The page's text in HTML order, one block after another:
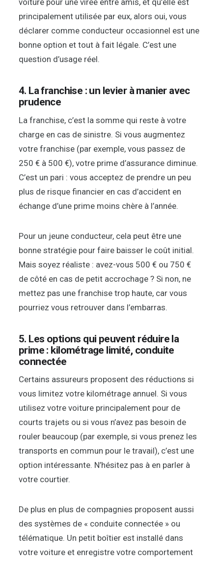
voiture pour une virée entre amis, et qu’elle est
principalement utilisée par eux, alors oui, vous
déclarer comme conducteur occasionnel est une
bonne option et tout à fait légale. C’est une
question d’usage réel.
4. La franchise : un levier à manier avec
prudence
La franchise, c’est la somme qui reste à votre
charge en cas de sinistre. Si vous augmentez
votre franchise (par exemple, vous passez de
250 € à 500 €), votre prime d’assurance diminue.
C’est un pari : vous acceptez de prendre un peu
plus de risque financier en cas d’accident en
échange d’une prime moins chère à l’année.
Pour un jeune conducteur, cela peut être une
bonne stratégie pour faire baisser le coût initial.
Mais soyez réaliste : avez-vous 500 € ou 750 €
de côté en cas de petit accrochage ? Si non, ne
mettez pas une franchise trop haute, car vous
pourriez vous retrouver dans l’embarras.
5. Les options qui peuvent réduire la
prime : kilométrage limité, conduite
connectée
Certains assureurs proposent des réductions si
vous limitez votre kilométrage annuel. Si vous
utilisez votre voiture principalement pour de
courts trajets ou si vous n’avez pas besoin de
rouler beaucoup (par exemple, si vous prenez les
transports en commun pour le travail), c’est une
option intéressante. N’hésitez pas à en parler à
votre courtier.
De plus en plus de compagnies proposent aussi
des systèmes de « conduite connectée » ou
télématique. Un petit boîtier est installé dans
votre voiture et enregistre votre comportement